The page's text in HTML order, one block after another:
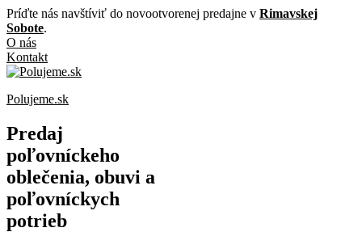
Príďte nás navštíviť do novootvorenej predajne v Rimavskej
Sobote.
O nás
Kontakt
Polujeme.sk
Predaj
poľovníckeho
oblečenia, obuvi a
poľovníckych
potrieb